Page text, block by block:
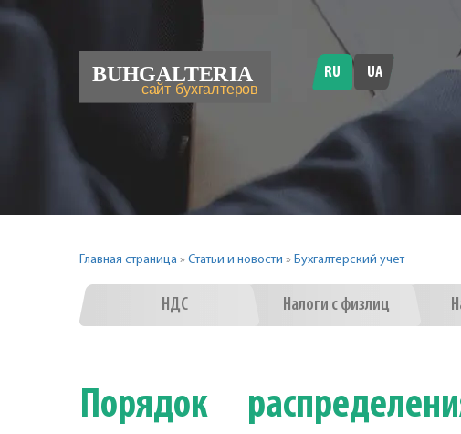
RU UA
Главная страница » Статьи и новости » Бухгалтерский учет
НДС Налоги с физлиц
Порядок